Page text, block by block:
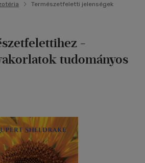
Természetfeletti jelenségek
-
tudományos